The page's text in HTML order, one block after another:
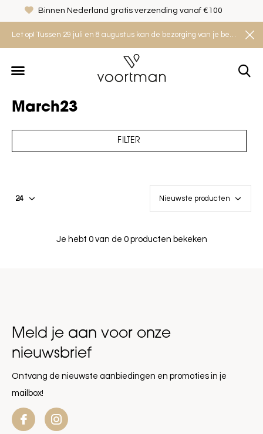
Let op! Tussen 29 juli en 8 augustus kan de bezorging van je bestelling iets langer duren. Houd rekening met een levertijd van 2 tot 4 werkdagen.
Binnen Nederland gratis verzending vanaf €100
March23
FILTER
Je hebt 0 van de 0 producten bekeken
Meld je aan voor onze
nieuwsbrief
Ontvang de nieuwste aanbiedingen en promoties in je
mailbox!